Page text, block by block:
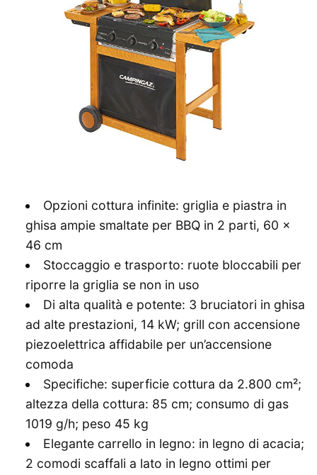
Opzioni cottura infinite: griglia e piastra in
ghisa ampie smaltate per BBQ in 2 parti, 60 x
46 cm
Stoccaggio e trasporto: ruote bloccabili per
riporre la griglia se non in uso
Di alta qualità e potente: 3 bruciatori in ghisa
ad alte prestazioni, 14 kW; grill con accensione
piezoelettrica affidabile per un’accensione
comoda
Specifiche: superficie cottura da 2.800 cm²;
altezza della cottura: 85 cm; consumo di gas
1019 g/h; peso 45 kg
Elegante carrello in legno: in legno di acacia;
2 comodi scaffali a lato in legno ottimi per